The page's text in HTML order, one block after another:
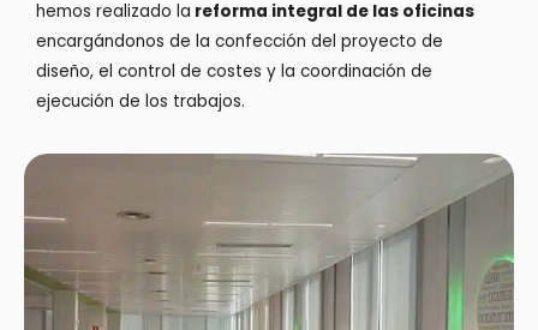
hemos realizado la reforma integral de las oficinas
encargándonos de la confección del proyecto de
diseño, el control de costes y la coordinación de
ejecución de los trabajos.